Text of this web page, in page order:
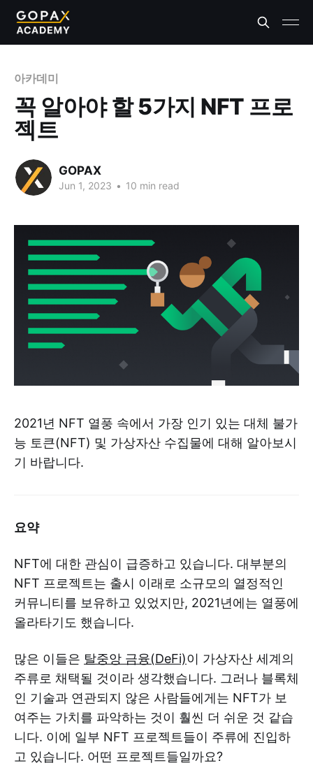
아카데미
꼭 알아야 할 5가지 NFT 프로
젝트
GOPAX
Jun 1, 2023 • 10 min read
2021년 NFT 열풍 속에서 가장 인기 있는 대체 불가
능 토큰(NFT) 및 가상자산 수집물에 대해 알아보시
기 바랍니다.
요약
NFT에 대한 관심이 급증하고 있습니다. 대부분의
NFT 프로젝트는 출시 이래로 소규모의 열정적인
커뮤니티를 보유하고 있었지만, 2021년에는 열풍에
올라타기도 했습니다.
많은 이들은 탈중앙 금융(DeFi)이 가상자산 세계의
주류로 채택될 것이라 생각했습니다. 그러나 블록체
인 기술과 연관되지 않은 사람들에게는 NFT가 보
여주는 가치를 파악하는 것이 훨씬 더 쉬운 것 같습
니다. 이에 일부 NFT 프로젝트들이 주류에 진입하
고 있습니다. 어떤 프로젝트들일까요?